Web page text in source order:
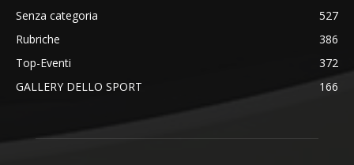
Senza categoria
527
Rubriche
386
Top-Eventi
372
GALLERY DELLO SPORT
166